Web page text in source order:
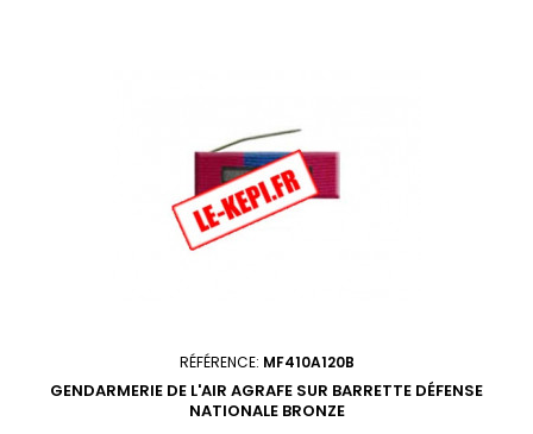
RÉFÉRENCE: MF410A120B
GENDARMERIE DE L'AIR AGRAFE SUR BARRETTE DÉFENSE
NATIONALE BRONZE